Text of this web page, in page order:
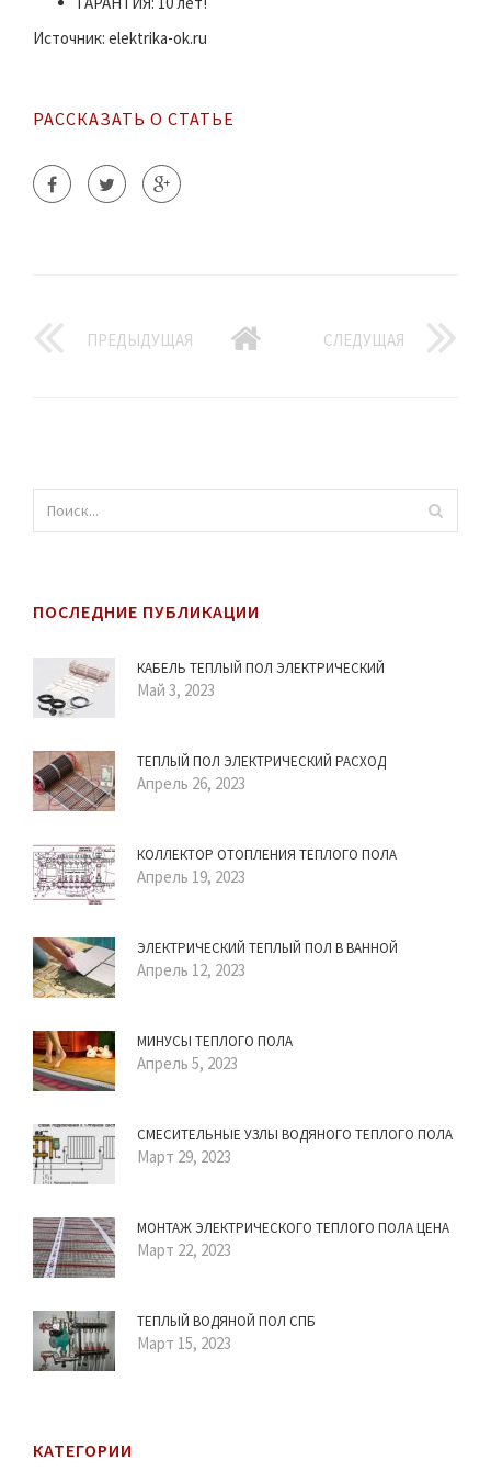
Источник: elektrika-ok.ru
РАССКАЗАТЬ О СТАТЬЕ
ПРЕДЫДУЩАЯ СЛЕДУЩАЯ
ПОСЛЕДНИЕ ПУБЛИКАЦИИ
КАБЕЛЬ ТЕПЛЫЙ ПОЛ ЭЛЕКТРИЧЕСКИЙ
Май 3, 2023
ТЕПЛЫЙ ПОЛ ЭЛЕКТРИЧЕСКИЙ РАСХОД
Апрель 26, 2023
КОЛЛЕКТОР ОТОПЛЕНИЯ ТЕПЛОГО ПОЛА
Апрель 19, 2023
ЭЛЕКТРИЧЕСКИЙ ТЕПЛЫЙ ПОЛ В ВАННОЙ
Апрель 12, 2023
МИНУСЫ ТЕПЛОГО ПОЛА
Апрель 5, 2023
СМЕСИТЕЛЬНЫЕ УЗЛЫ ВОДЯНОГО ТЕПЛОГО ПОЛА
Март 29, 2023
МОНТАЖ ЭЛЕКТРИЧЕСКОГО ТЕПЛОГО ПОЛА ЦЕНА
Март 22, 2023
ТЕПЛЫЙ ВОДЯНОЙ ПОЛ СПБ
Март 15, 2023
КАТЕГОРИИ